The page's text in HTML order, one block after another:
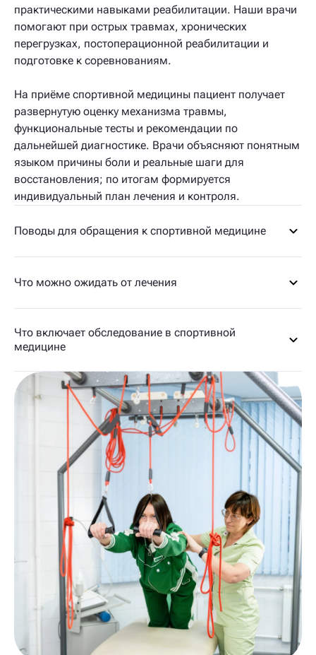
практическими навыками реабилитации. Наши врачи
помогают при острых травмах, хронических
перегрузках, постоперационной реабилитации и
подготовке к соревнованиям.
На приёме спортивной медицины пациент получает
развернутую оценку механизма травмы,
функциональные тесты и рекомендации по
дальнейшей диагностике. Врачи объясняют понятным
языком причины боли и реальные шаги для
восстановления; по итогам формируется
индивидуальный план лечения и контроля.
Поводы для обращения к спортивной медицине
Что можно ожидать от лечения
Что включает обследование в спортивной
медицине